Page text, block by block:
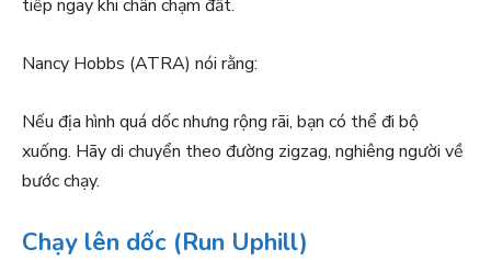
tiếp ngay khi chân chạm đất.
Nancy Hobbs (ATRA) nói rằng:
Nếu địa hình quá dốc nhưng rộng rãi, bạn có thể đi bộ
xuống. Hãy di chuyển theo đường zigzag, nghiêng người về
bước chạy.
Chạy lên dốc (Run Uphill)